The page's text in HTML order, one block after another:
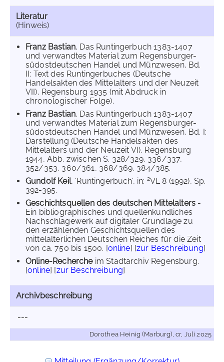
Literatur
(Hinweis)
Franz Bastian, Das Runtingerbuch 1383-1407
und verwandtes Material zum Regensburger-
südostdeutschen Handel und Münzwesen, Bd.
II: Text des Runtingerbuches (Deutsche
Handelsakten des Mittelalters und der Neuzeit
VII), Regensburg 1935 (mit Abdruck in
chronologischer Folge).
Franz Bastian, Das Runtingerbuch 1383-1407
und verwandtes Material zum Regensburger-
südostdeutschen Handel und Münzwesen, Bd. I:
Darstellung (Deutsche Handelsakten des
Mittelalters und der Neuzeit VI), Regensburg
1944, Abb. zwischen S. 328/329, 336/337,
352/353, 360/361, 368/369, 384/385.
Gundolf Keil, 'Runtingerbuch', in: 2VL 8 (1992), Sp.
392-395.
Geschichtsquellen des deutschen Mittelalters -
Ein bibliographisches und quellenkundliches
Nachschlagewerk auf digitaler Grundlage zu
den erzählenden Geschichtsquellen des
mittelalterlichen Deutschen Reiches für die Zeit
von ca. 750 bis 1500. [online] [zur Beschreibung]
Online-Recherche im Stadtarchiv Regensburg.
[online] [zur Beschreibung]
Archivbeschreibung
---
Dorothea Heinig (Marburg), cr, Juli 2025